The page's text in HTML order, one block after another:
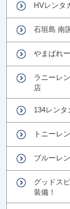
HVレンタ
石垣島 南
やまばれ
ラニーレ
店
134レン
トニーレ
ブルーレ
グッドス
装備！